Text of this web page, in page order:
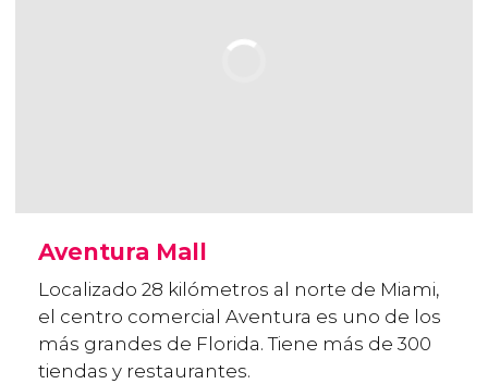
Aventura Mall
Localizado 28 kilómetros al norte de Miami,
el centro comercial Aventura es uno de los
más grandes de Florida. Tiene más de 300
tiendas y restaurantes.